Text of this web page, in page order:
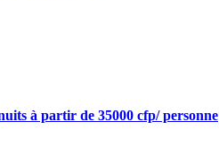
à partir de 35000 cfp/ personne